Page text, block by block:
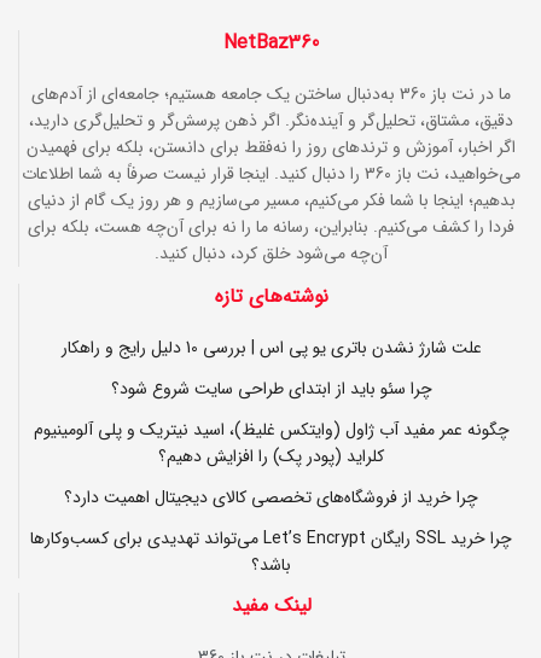
NetBaz360
ما در نت باز 360 به‌دنبال ساختن یک جامعه هستیم؛ جامعه‌ای از آدم‌های
دقیق، مشتاق، تحلیل‌گر و آینده‌نگر. اگر ذهن پرسش‌گر و تحلیل‌گری دارید،
اگر اخبار، آموزش و ترندهای روز را نه‌فقط برای دانستن، بلکه برای فهمیدن
می‌خواهید، نت باز 360 را دنبال کنید. اینجا قرار نیست صرفاً به شما اطلاعات
بدهیم؛ اینجا با شما فکر می‌کنیم، مسیر می‌سازیم و هر روز یک گام از دنیای
فردا را کشف می‌کنیم. بنابراین، رسانه ما را نه برای آن‌چه هست، بلکه برای
آن‌چه می‌شود خلق کرد، دنبال کنید.
نوشته‌های تازه
علت شارژ نشدن باتری یو پی اس | بررسی 10 دلیل رایج و راهکار
چرا سئو باید از ابتدای طراحی سایت شروع شود؟
چگونه عمر مفید آب ژاول (وایتکس غلیظ)، اسید نیتریک و پلی آلومینیوم
کلراید (پودر پک) را افزایش دهیم؟
چرا خرید از فروشگاه‌های تخصصی کالای دیجیتال اهمیت دارد؟
چرا خرید SSL رایگان Let’s Encrypt می‌تواند تهدیدی برای کسب‌وکارها
باشد؟
لینک مفید